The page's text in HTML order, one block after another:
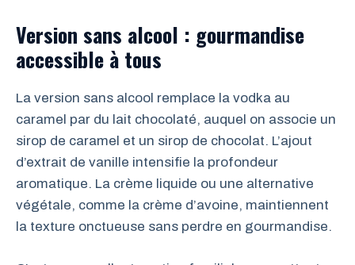
Version sans alcool : gourmandise
accessible à tous
La version sans alcool remplace la vodka au
caramel par du lait chocolaté, auquel on associe un
sirop de caramel et un sirop de chocolat. L’ajout
d’extrait de vanille intensifie la profondeur
aromatique. La crème liquide ou une alternative
végétale, comme la crème d’avoine, maintiennent
la texture onctueuse sans perdre en gourmandise.